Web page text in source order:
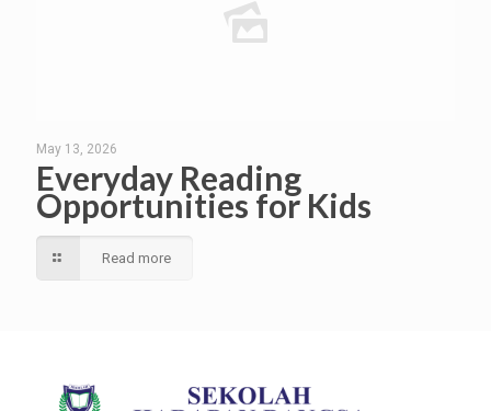
May 13, 2026
Everyday Reading
Opportunities for Kids
Read more